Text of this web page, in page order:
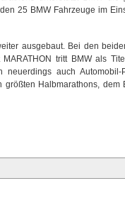
25 BMW Fahrzeuge im
ausgebaut. Bei den
tritt BMW als
auch
Halbmarathons, dem